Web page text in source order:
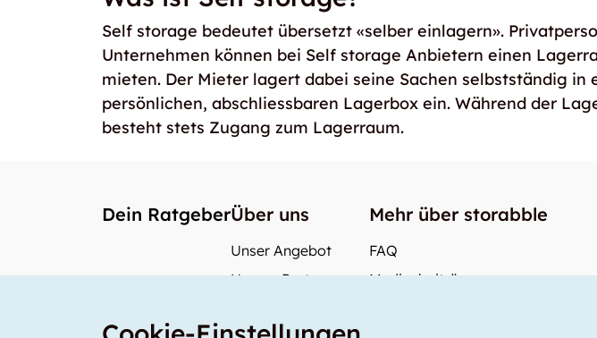
Self storage bedeutet übersetzt «selber einlagern».
Unternehmen können bei Self storage Anbietern einen
mieten. Der Mieter lagert dabei seine Sachen selbstständig in
persönlichen, abschliessbaren Lagerbox ein. Während der
besteht stets Zugang zum Lagerraum.
Dein RatgeberÜber uns
Unser Angebot
Unsere Partner
Mehr über storabble
FAQ
Medienbeiträge